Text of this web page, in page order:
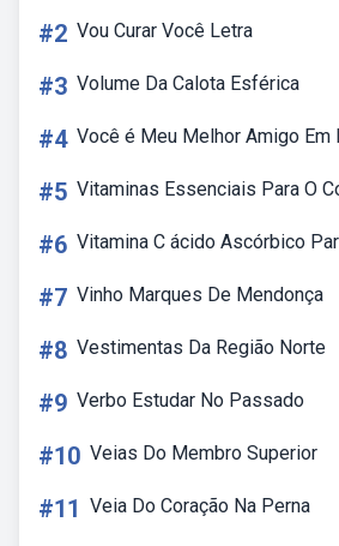
#2 Vou Curar Você Letra
#3 Volume Da Calota Esférica
#4 Você é Meu Melhor Amigo Em
#5 Vitaminas Essenciais Para O
#6 Vitamina C ácido Ascórbico
#7 Vinho Marques De Mendonça
#8 Vestimentas Da Região Norte
#9 Verbo Estudar No Passado
#10 Veias Do Membro Superior
#11 Veia Do Coração Na Perna